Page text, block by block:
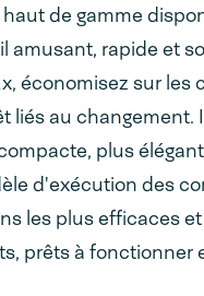
de gamme
amusant, rapide et
économisez sur
liés au changement.
plus
d'exécution des
les plus efficaces
prêts à fonctionner